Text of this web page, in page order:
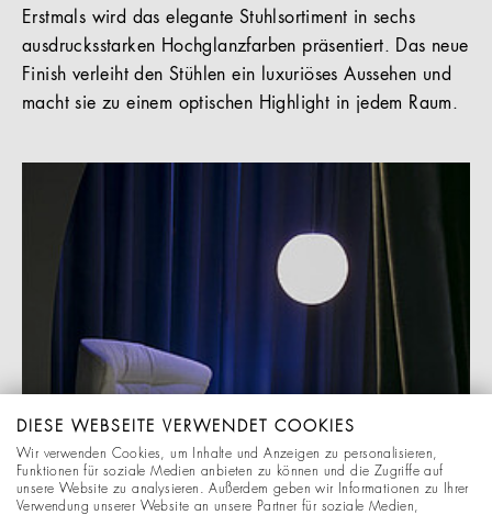
Erstmals wird das elegante Stuhlsortiment in sechs
ausdrucksstarken Hochglanzfarben präsentiert. Das neue
Finish verleiht den Stühlen ein luxuriöses Aussehen und
macht sie zu einem optischen Highlight in jedem Raum.
DIESE WEBSEITE VERWENDET COOKIES
Wir verwenden Cookies, um Inhalte und Anzeigen zu personalisieren,
Funktionen für soziale Medien anbieten zu können und die Zugriffe auf
unsere Website zu analysieren. Außerdem geben wir Informationen zu Ihrer
Verwendung unserer Website an unsere Partner für soziale Medien,